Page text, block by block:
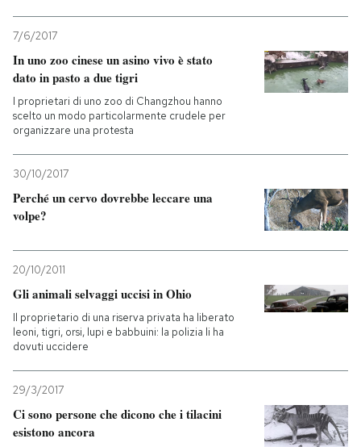
7/6/2017
In uno zoo cinese un asino vivo è stato
dato in pasto a due tigri
I proprietari di uno zoo di Changzhou hanno
scelto un modo particolarmente crudele per
organizzare una protesta
30/10/2017
Perché un cervo dovrebbe leccare una
volpe?
20/10/2011
Gli animali selvaggi uccisi in Ohio
Il proprietario di una riserva privata ha liberato
leoni, tigri, orsi, lupi e babbuini: la polizia li ha
dovuti uccidere
29/3/2017
Ci sono persone che dicono che i tilacini
esistono ancora